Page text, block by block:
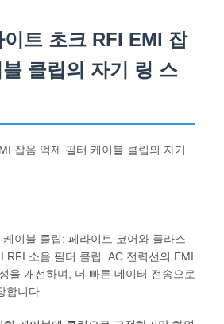
트 초크 RFI EMI 잡
클립의 자기 링 스
잡음 억제 필터 케이블 클립의 자기
이블 클립: 페라이트 코어와 플라스
RFI 소음 필터 클립. AC 전력선의 EMI
을 개선하며, 더 빠른 데이터 전송으로
합니다.